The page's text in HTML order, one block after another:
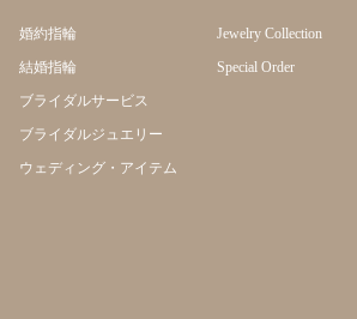
婚約指輪
結婚指輪
ブライダルサービス
ブライダルジュエリー
ウェディング・アイテム
Jewelry Collection
Special Order